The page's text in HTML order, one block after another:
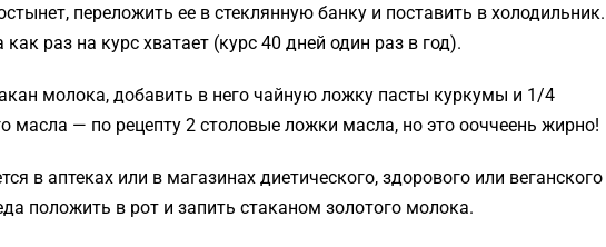
переложить ее в стеклянную банку и поставить в холодильник.
раз на курс хватает (курс 40 дней один раз в год).
молока, добавить в него чайную ложку пасты куркумы и 1/4
масла — по рецепту 2 столовые ложки масла, но это ооччеень жирно!
в аптеках или в магазинах диетического, здорового или веганского
положить в рот и запить стаканом золотого молока.